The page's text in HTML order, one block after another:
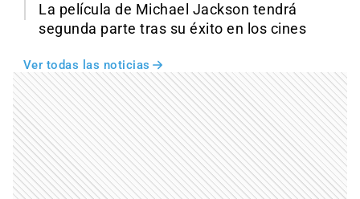
La película de Michael Jackson tendrá
segunda parte tras su éxito en los cines
Ver todas las noticias